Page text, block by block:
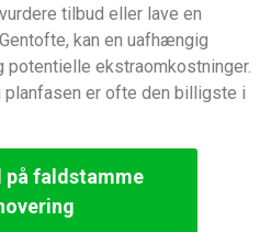
tilbud eller lave en
kan en uafhængig
ekstraomkostninger.
planfasen er ofte den billigste i
på faldstamme